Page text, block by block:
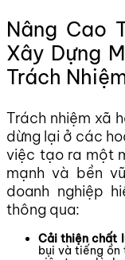
Nâng Cao
Xây Dựng
Trách
Trách nhiệm xã
dừng lại ở các
việc tạo ra một
mạnh và bền
doanh nghiệp
thông qua:
Cải thiện chất
bụi và tiếng ồn